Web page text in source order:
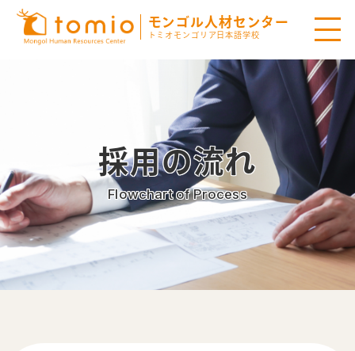
モンゴル人材センター
トミオモンゴリア日本語学校
採用の流れ
Flowchart of Process